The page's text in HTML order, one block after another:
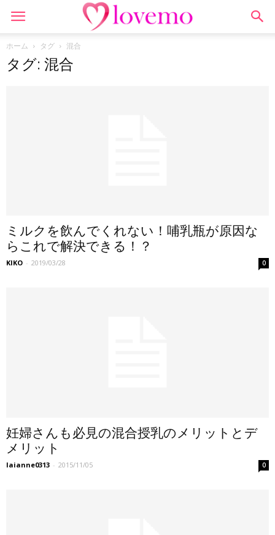
ホーム タグ 混合
タグ: 混合
ミルクを飲んでくれない！哺乳瓶が原因な
らこれで解決できる！？
KIKO - 2019/03/28 0
妊婦さんも必見の混合授乳のメリットとデ
メリット
laianne0313 - 2015/11/05 0